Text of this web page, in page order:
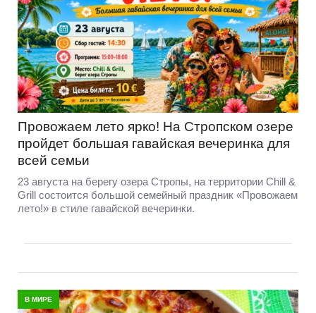
Провожаем лето ярко! На Стропском озере
пройдет большая гавайская вечеринка для
всей семьи
23 августа на берегу озера Стропы, на территории Chill &
Grill состоится большой семейный праздник «Провожаем
лето!» в стиле гавайской вечеринки.
В МИРЕ